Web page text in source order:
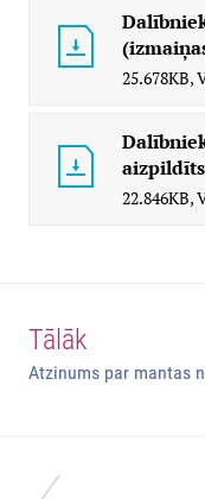
25.678KB,
22.846KB,
Tālāk
Atzinums par mantas